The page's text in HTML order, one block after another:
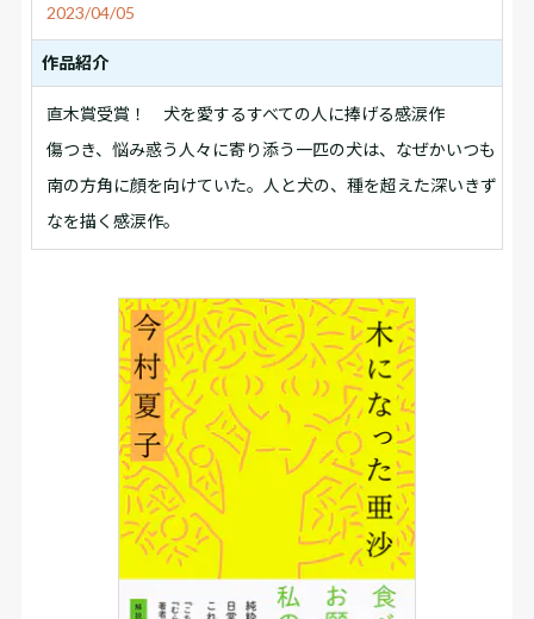
2023/04/05
作品紹介
直木賞受賞！ 犬を愛するすべての人に捧げる感涙作
傷つき、悩み惑う人々に寄り添う一匹の犬は、なぜかいつも
南の方角に顔を向けていた。人と犬の、種を超えた深いきず
なを描く感涙作。